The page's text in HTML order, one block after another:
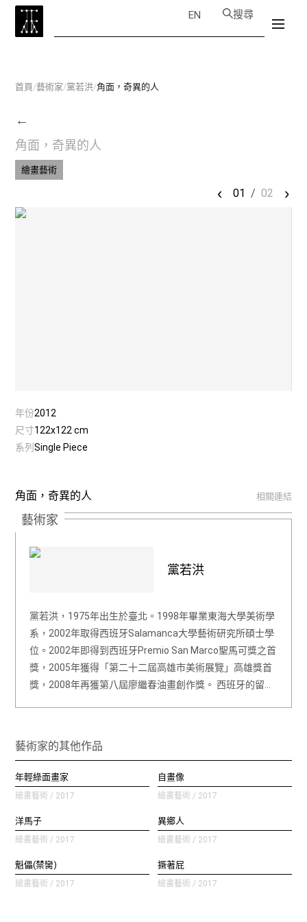
EN 搜尋
首頁/藝術家/黨若洪/角面，奇異的人
←
角面，奇異的人
繪畫藝術
‹ 01 / 02 ›
年份2012
尺寸122x122 cm
系列Single Piece
角面，奇異的人 相關連結
藝術家
黨若洪
黨若洪，1975年出生於臺北。1998年畢業東海大學美術學
系，2002年取得西班牙Salamanca大學藝術研究所碩士學
位。2002年即得到西班牙Premio San Marco聖馬可獎之首
獎，2005年獲得「第二十二屆高雄市美術展覽」高雄獎首
獎，2008年再獲第八屆廖繼春油畫創作獎。 西班牙的留…
藝術家的其他作品
年輕綠面畫家
繪畫藝術 / 2017
自畫像
繪畫藝術 / 2017
洋馬子
繪畫藝術 / 2017
異鄉人
繪畫藝術 / 2017
魁儡(禁臠)
繪畫藝術 / 2017
撅著屁
繪畫藝術 / 2017